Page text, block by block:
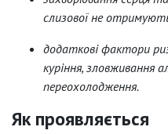
слизової не
додаткові фактори
куріння, зловживання
переохолодження.
Як проявляється